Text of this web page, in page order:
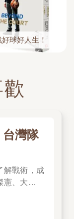
球好人生！
灣隊
解戰術，成
、大谷翔
面，點擊